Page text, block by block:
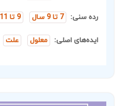
رده سنی: 7 تا 9 سال 9 تا 11 سال
ایده‌های اصلی: معلول علت